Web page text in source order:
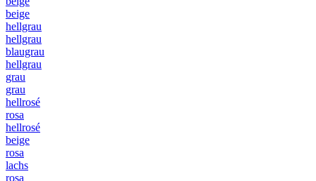
beige
hellgrau
hellgrau
blaugrau
hellgrau
grau
grau
hellrosé
rosa
hellrosé
beige
rosa
lachs
rosa